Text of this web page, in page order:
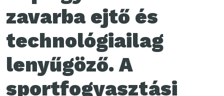
zavarba ejtő és
technológiailag
lenyűgöző. A
sportfogyasztási